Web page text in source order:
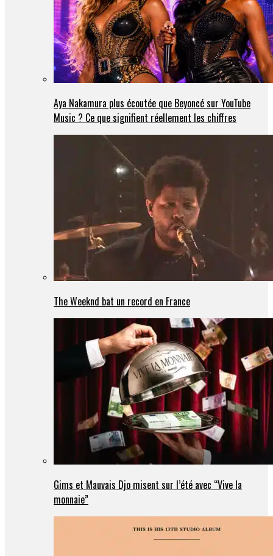
Aya Nakamura plus écoutée que Beyoncé sur YouTube
Music ? Ce que signifient réellement les chiffres
The Weeknd bat un record en France
Gims et Mauvais Djo misent sur l’été avec “Vive la
monnaie”